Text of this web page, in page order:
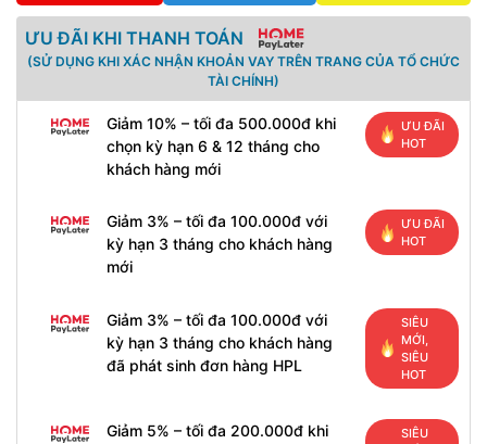
ƯU ĐÃI KHI THANH TOÁN
(SỬ DỤNG KHI XÁC NHẬN KHOẢN VAY TRÊN TRANG CỦA TỔ CHỨC
TÀI CHÍNH)
Giảm 10% – tối đa 500.000đ khi
chọn kỳ hạn 6 & 12 tháng cho
khách hàng mới
ƯU ĐÃI
HOT
Giảm 3% – tối đa 100.000đ với
kỳ hạn 3 tháng cho khách hàng
mới
ƯU ĐÃI
HOT
Giảm 3% – tối đa 100.000đ với
kỳ hạn 3 tháng cho khách hàng
đã phát sinh đơn hàng HPL
SIÊU
MỚI,
SIÊU
HOT
Giảm 5% – tối đa 200.000đ khi
SIÊU